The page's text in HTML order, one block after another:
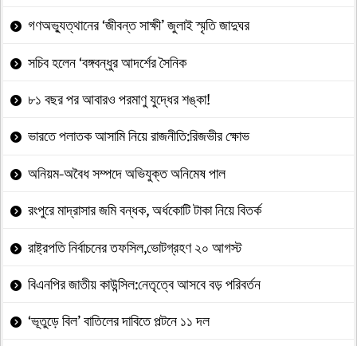
গণঅভ্যুত্থানের ‘জীবন্ত সাক্ষী’ জুলাই স্মৃতি জাদুঘর
সচিব হলেন ‘বঙ্গবন্ধুর আদর্শের সৈনিক
৮১ বছর পর আবারও পরমাণু যুদ্ধের শঙ্কা!
ভারতে পলাতক আসামি নিয়ে রাজনীতি:রিজভীর ক্ষোভ
অনিয়ম-অবৈধ সম্পদে অভিযুক্ত অনিমেষ পাল
রংপুরে মাদ্রাসার জমি বন্ধক, অর্ধকোটি টাকা নিয়ে বিতর্ক
রাষ্ট্রপতি নির্বাচনের তফসিল,ভোটগ্রহণ ২০ আগস্ট
বিএনপির জাতীয় কাউন্সিল:নেতৃত্বে আসবে বড় পরিবর্তন
‘ভূতুড়ে বিল’ বাতিলের দাবিতে পল্টনে ১১ দল